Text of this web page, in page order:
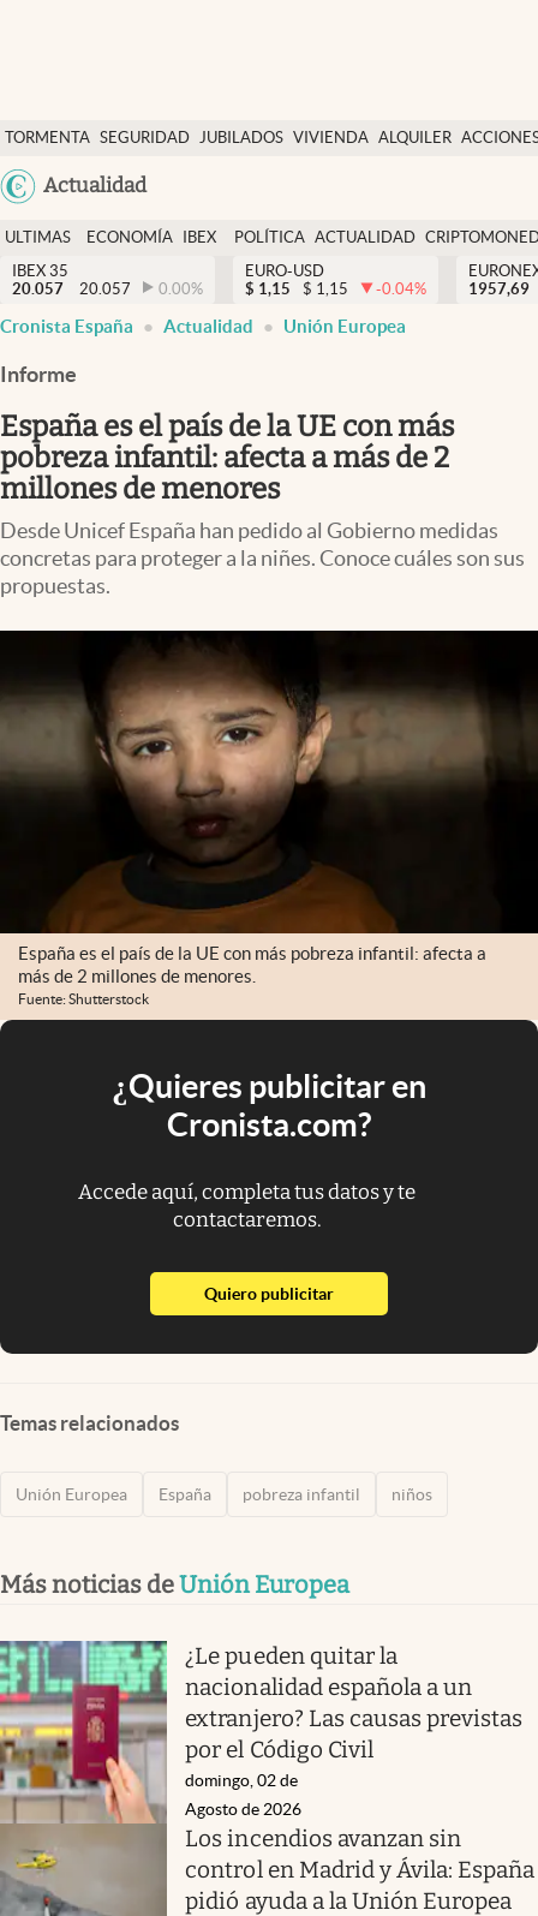
TORMENTA SEGURIDAD JUBILADOS VIVIENDA ALQUILER
USA
Actualidad
Economía y finanzas
Política
Actualidad
Criptomonedas
España
ULTIMAS
NOTICIAS
ECONOMÍA
FINANZAS
IBEX
EURO
POLÍTICA ACTUALIDAD
IBEX 35
20.057
20.057 0.00%
EURO-USD
$ 1,15 $ 1,15 -0.04%
1957,69
Cronista España Actualidad Unión Europea
Informe
España es el país de la UE con más
pobreza infantil: afecta a más de 2
millones de menores
Desde Unicef España han pedido al Gobierno medidas
concretas para proteger a la niñes. Conoce cuáles son sus
propuestas.
España es el país de la UE con más pobreza infantil: afecta a
más de 2 millones de menores.
Fuente: Shutterstock
¿Quieres publicitar en
Cronista.com?
Accede aquí, completa tus datos y te
contactaremos.
Quiero publicitarabre en nueva pestaña
Temas relacionados
Unión Europea España pobreza infantil niños
Más noticias deUnión Europea
¿Le pueden quitar la
nacionalidad española a un
extranjero? Las causas previstas
por el Código Civil
domingo, 02 de
Agosto de 2026
Los incendios avanzan sin
control en Madrid y Ávila: España
pidió ayuda a la Unión Europea